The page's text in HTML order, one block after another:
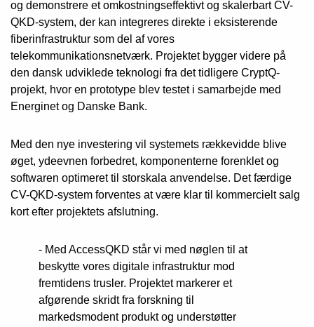
og demonstrere et omkostningseffektivt og skalerbart CV-
QKD-system, der kan integreres direkte i eksisterende
fiberinfrastruktur som del af vores
telekommunikationsnetværk. Projektet bygger videre på
den dansk udviklede teknologi fra det tidligere CryptQ-
projekt, hvor en prototype blev testet i samarbejde med
Energinet og Danske Bank.
Med den nye investering vil systemets rækkevidde blive
øget, ydeevnen forbedret, komponenterne forenklet og
softwaren optimeret til storskala anvendelse. Det færdige
CV-QKD-system forventes at være klar til kommercielt salg
kort efter projektets afslutning.
- Med AccessQKD står vi med nøglen til at
beskytte vores digitale infrastruktur mod
fremtidens trusler. Projektet markerer et
afgørende skridt fra forskning til
markedsmodent produkt og understøtter